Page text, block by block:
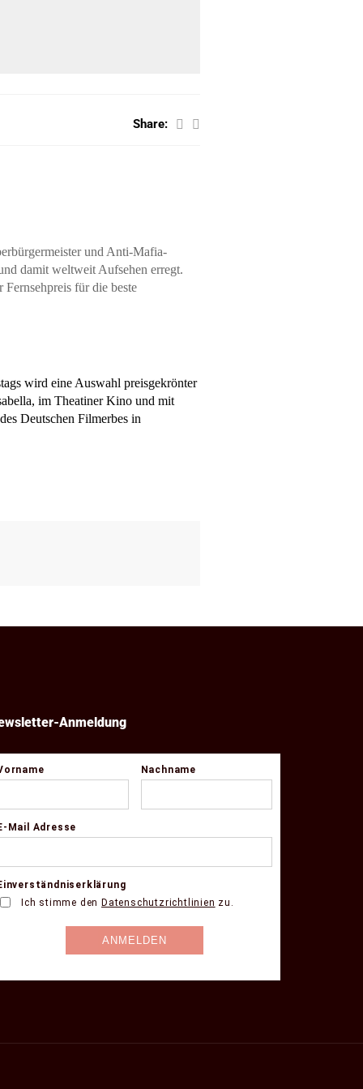
Share:
und Anti-Mafia-
damit weltweit Aufsehen erregt.
Fernsehpreis für die beste
s wird eine Auswahl preisgekrönter
im Theatiner Kino und mit
Deutschen Filmerbes in
Anmeldung